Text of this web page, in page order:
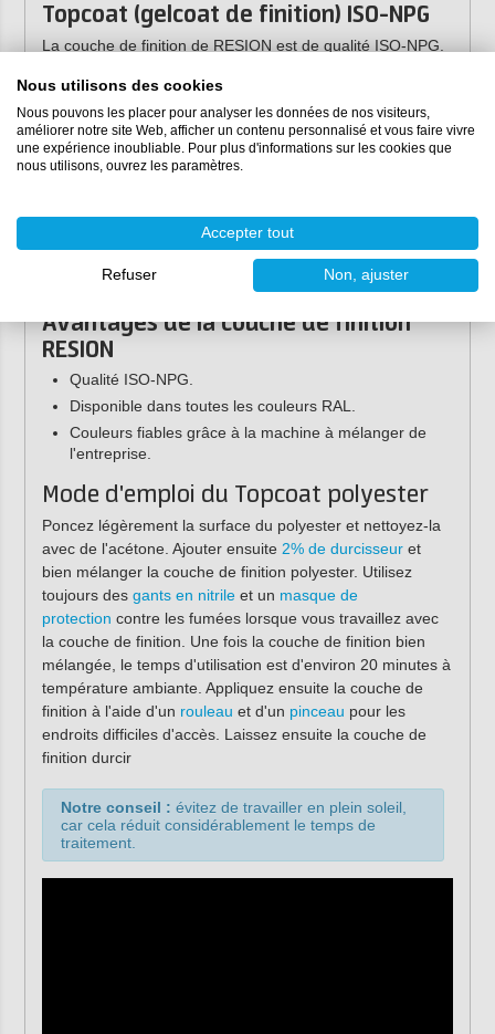
Topcoat (gelcoat de finition) ISO-NPG
La couche de finition de RESION est de qualité ISO-NPG.
supérieure. Les avantages d'une couche de finition
certifiée ISO-NPG sont notamment une meilleure tenue
des couleurs, un niveau de brillance plus élevé et une
meilleure résistance aux produits chimiques. En outre, un
n'oubliez pas de commander la
bonne quantité de
Avantages de la couche de finition
RESION
Qualité ISO-NPG.
Disponible dans toutes les couleurs RAL.
Couleurs fiables grâce à la machine à mélanger de
l'entreprise.
Mode d'emploi du Topcoat polyester
Poncez légèrement la surface du polyester et nettoyez-la
avec de l'acétone. Ajouter ensuite 2% de durcisseuret
bien mélanger la couche de finition polyester. Utilisez
toujours des gants en nitrileet un masque de
protection contre les fumées lorsque vous travaillez avec
la couche de finition. Une fois la couche de finition bien
mélangée, le temps d'utilisation est d'environ 20 minutes à
température ambiante. Appliquez ensuite la couche de
finition à l'aide d'un rouleau et d'un pinceau pour les
endroits difficiles d'accès. Laissez ensuite la couche de
finition durcir
Notre conseil : évitez de travailler en plein soleil,
car cela réduit considérablement le temps de
traitement.
Nous utilisons des cookies
Nous pouvons les placer pour analyser les données de nos visiteurs,
améliorer notre site Web, afficher un contenu personnalisé et vous faire vivre
une expérience inoubliable. Pour plus d'informations sur les cookies que
nous utilisons, ouvrez les paramètres.
Accepter tout
Refuser Non, ajuster